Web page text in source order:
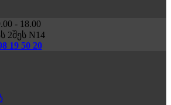
- 18.00
2შეს N14
19 50 20